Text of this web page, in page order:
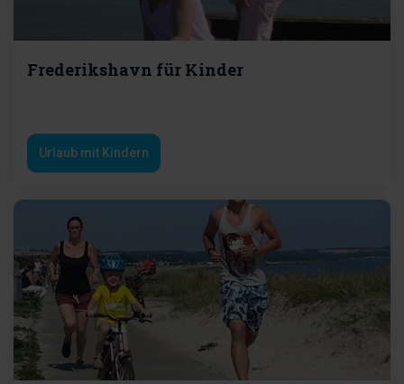
Frederikshavn für Kinder
Urlaub mit Kindern